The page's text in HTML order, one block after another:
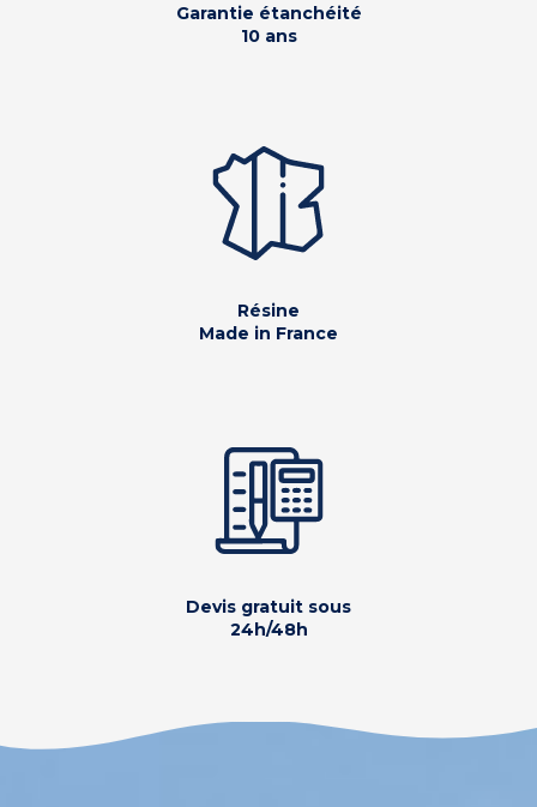
Garantie étanchéité
10 ans
Résine
Made in France
Devis gratuit sous
24h/48h